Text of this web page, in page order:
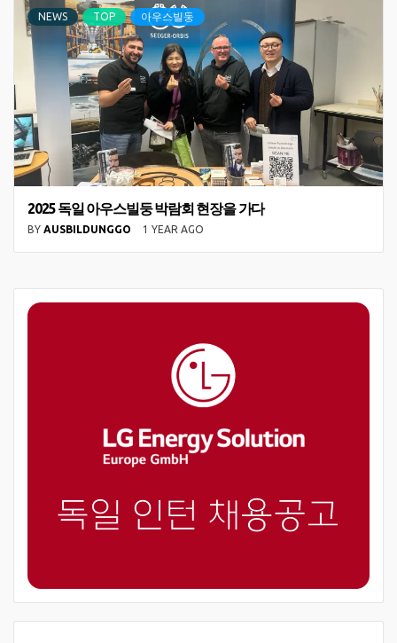
NEWS TOP 아우스빌둥
2025 독일 아우스빌둥 박람회 현장을 가다
BY AUSBILDUNGGO 1 YEAR AGO